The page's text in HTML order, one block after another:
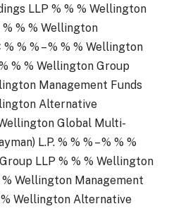
LLP % % % Wellington
% % % Wellington
% % – % % % Wellington
% % Wellington Group
Management Funds
Alternative
Global Multi-
L.P. % % % – % % %
LLP % % % Wellington
Wellington Management
% Wellington Alternative